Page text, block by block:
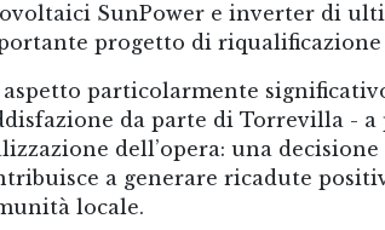
SunPower e inverter di
progetto di
aspetto particolarmente
da parte di Torrevilla -
dell’opera: una
a generare ricadute
locale.